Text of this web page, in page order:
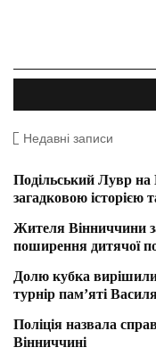
Недавні записи
Подільський Лувр на
загадковою історією
Жителя Вінниччини
поширення дитячої
Долю кубка вирішили
турнір пам’яті
Поліція назвала
Вінниччині